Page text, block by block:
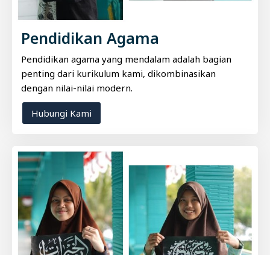
Pendidikan Agama
Pendidikan agama yang mendalam adalah bagian
penting dari kurikulum kami, dikombinasikan
dengan nilai-nilai modern.
Hubungi Kami